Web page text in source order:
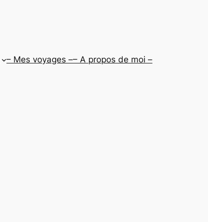
– Mes voyages –– A propos de moi –